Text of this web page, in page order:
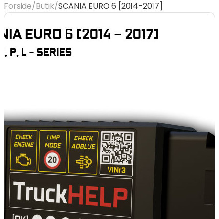
Forside/Butik/SCANIA EURO 6 [2014-2017]